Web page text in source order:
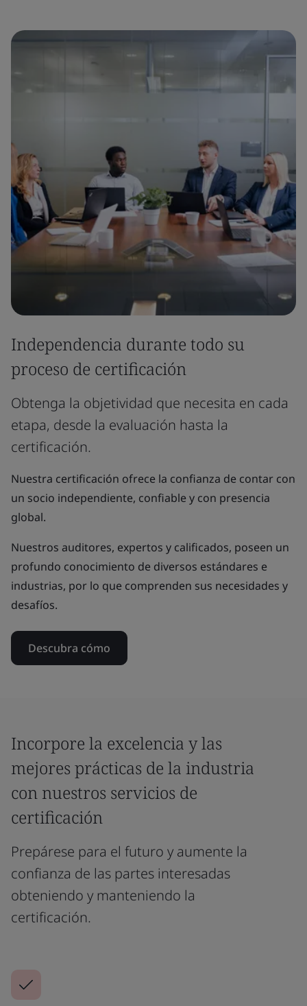
Independencia durante todo su
proceso de certificación
Obtenga la objetividad que necesita en cada
etapa, desde la evaluación hasta la
certificación.
Nuestra certificación ofrece la confianza de contar con
un socio independiente, confiable y con presencia
global.
Nuestros auditores, expertos y calificados, poseen un
profundo conocimiento de diversos estándares e
industrias, por lo que comprenden sus necesidades y
desafíos.
Descubra cómo
Incorpore la excelencia y las
mejores prácticas de la industria
con nuestros servicios de
certificación
Prepárese para el futuro y aumente la
confianza de las partes interesadas
obteniendo y manteniendo la
certificación.